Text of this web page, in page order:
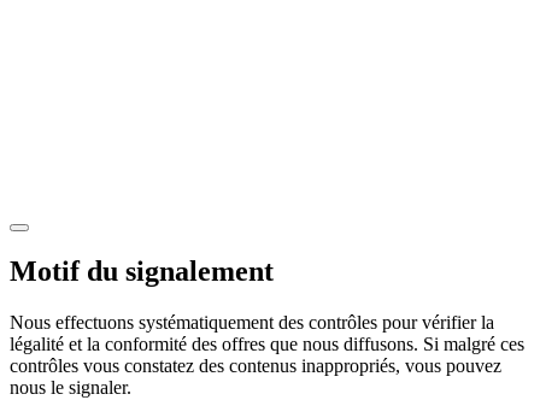
Motif du signalement
Nous effectuons systématiquement des contrôles pour vérifier la
légalité et la conformité des offres que nous diffusons. Si malgré ces
contrôles vous constatez des contenus inappropriés, vous pouvez
nous le signaler.